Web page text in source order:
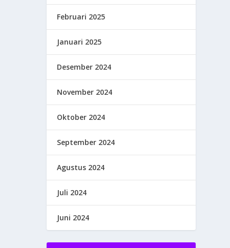
Februari 2025
Januari 2025
Desember 2024
November 2024
Oktober 2024
September 2024
Agustus 2024
Juli 2024
Juni 2024